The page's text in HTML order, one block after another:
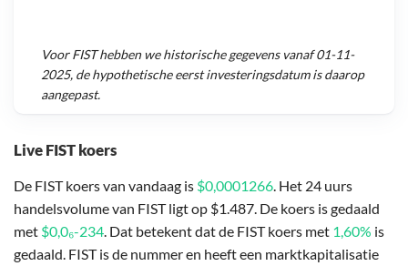
Live FIST koers
De FIST koers van vandaag is $0,0001266. Het 24 uurs
handelsvolume van FIST ligt op $1.487. De koers is gedaald
met $0,0₆-234. Dat betekent dat de FIST koers met 1,60% is
gedaald. FIST is de nummer en heeft een marktkapitalisatie
VoorFISThebben we historische gegevens vanaf01-11-
2025, de hypothetische eerst investeringsdatum is daarop
aangepast.